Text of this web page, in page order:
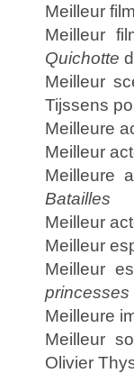
Meilleur
Meilleur
Quichotte
Meilleur
Tijssens
Meilleure
Meilleur
Meilleure
Batailles
Meilleur
Meilleur
Meilleur
princesses
Meilleure
Meilleur
Olivier